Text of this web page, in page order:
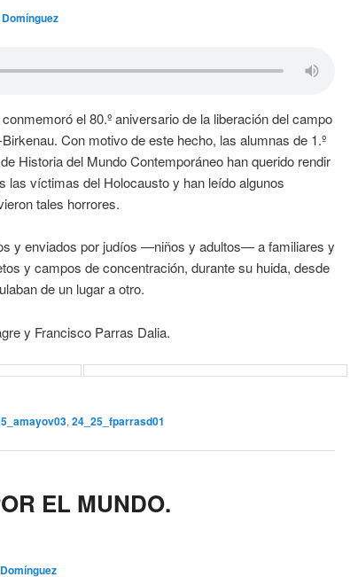
el 80.º aniversario de la liberación del campo
Con motivo de este hecho, las alumnas de 1.º
Historia del Mundo Contemporáneo han querido rendir
las víctimas del Holocausto y han leído algunos
tales horrores.
y enviados por judíos —niños y adultos— a familiares y
y campos de concentración, durante su huida, desde
de un lugar a otro.
y Francisco Parras Dalia.
, 24_25_fparrasd01
EL MUNDO.